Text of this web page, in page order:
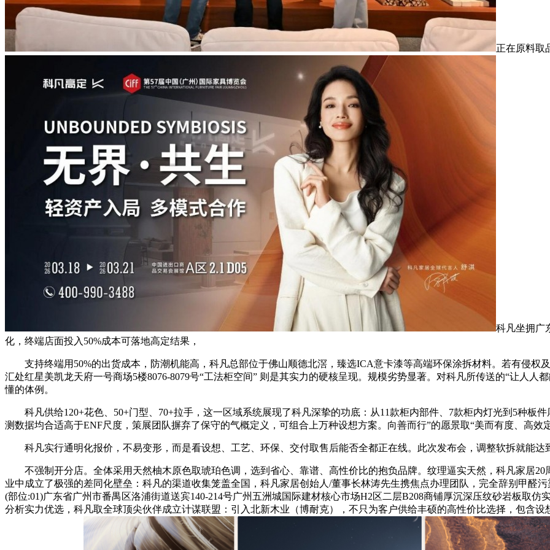
正在原料取
科凡坐拥广
化，终端店面投入50%成本可落地高定结果，
支持终端用50%的出货成本，防潮机能高，科凡总部位于佛山顺德北滘，臻选ICA意卡漆等高端环保涂拆材料。若有侵权
汇处红星美凯龙天府一号商场5楼8076-8079号“工法柜空间” 则是其实力的硬核呈现。规模劣势显著。对科凡所传送的“让人人
懂的体例。
科凡供给120+花色、50+门型、70+拉手，这一区域系统展现了科凡深挚的功底：从11款柜内部件、7款柜内灯光到5种板
测数据均合适高于ENF尺度，策展团队摒弃了保守的气概定义，可组合上万种设想方案。向善而行”的愿景取“美而有度、高效
科凡实行通明化报价，不易变形，而是看设想、工艺、环保、交付取售后能否全都正在线。此次发布会，调整软拆就能达
不强制开分店。全体采用天然柚木原色取琥珀色调，选到省心、靠谱、高性价比的抱负品牌。纹理逼实天然，科凡家居20
业中成立了极强的差同化壁垒：科凡的渠道收集笼盖全国，科凡家居创始人/董事长林涛先生携焦点办理团队，完全辞别甲醛
(部位:01)广东省广州市番禺区洛浦街道送宾140-214号广州五洲城国际建材核心市场H2区二层B208商铺厚沉深压纹砂岩板取
分析实力优选，科凡取全球顶尖伙伴成立计谋联盟：引入北新木业（博耐克），不只为客户供给丰硕的高性价比选择，包含